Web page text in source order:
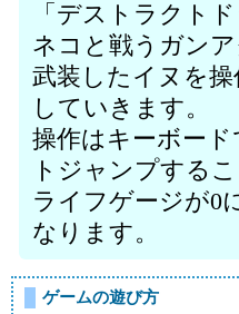
「デストラクト
ネコと戦うガン
武装したイヌを
していきます。
操作はキーボー
トジャンプするこ
ライフゲージが0
なります。
ゲームの遊び方